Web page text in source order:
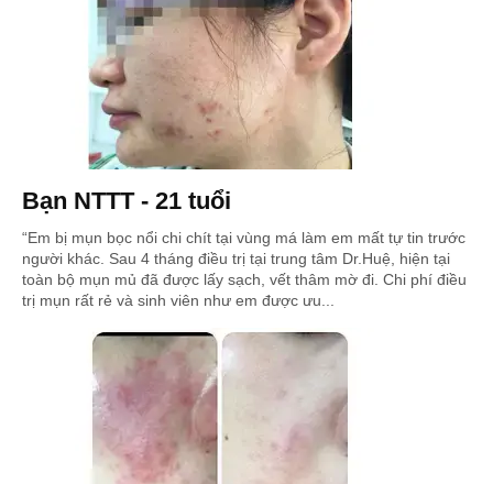
Bạn NTTT - 21 tuổi
“Em bị mụn bọc nổi chi chít tại vùng má làm em mất tự tin trước
người khác. Sau 4 tháng điều trị tại trung tâm Dr.Huệ, hiện tại
toàn bộ mụn mủ đã được lấy sạch, vết thâm mờ đi. Chi phí điều
trị mụn rất rẻ và sinh viên như em được ưu...